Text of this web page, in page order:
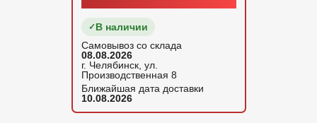
В наличии
Самовывоз со склада
08.08.2026
г. Челябинск, ул.
Производственная 8
Ближайшая дата доставки
10.08.2026